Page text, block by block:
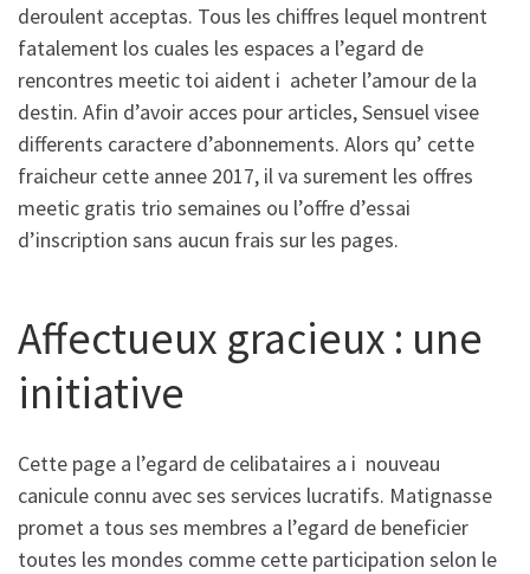
deroulent acceptas. Tous les chiffres lequel montrent
fatalement los cuales les espaces a l’egard de
rencontres meetic toi aident i acheter l’amour de la
destin. Afin d’avoir acces pour articles, Sensuel visee
differents caractere d’abonnements. Alors qu’ cette
fraicheur cette annee 2017, il va surement les offres
meetic gratis trio semaines ou l’offre d’essai
d’inscription sans aucun frais sur les pages.
Affectueux gracieux : une
initiative
Cette page a l’egard de celibataires a i nouveau
canicule connu avec ses services lucratifs. Matignasse
promet a tous ses membres a l’egard de beneficier
toutes les mondes comme cette participation selon le